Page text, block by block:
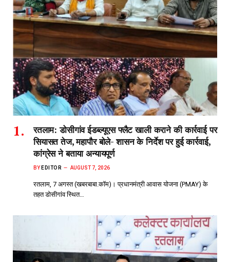
रतलाम: डोसीगांव ईडब्ल्यूएस फ्लैट खाली कराने की कार्रवाई पर
सियासत तेज, महापौर बोले- शासन के निर्देश पर हुई कार्रवाई,
कांग्रेस ने बताया अन्यायपूर्ण
BY EDITOR AUGUST 7, 2026
रतलाम, 7 अगस्त (खबरबाबा.कॉम)। प्रधानमंत्री आवास योजना (PMAY) के
तहत डोसीगांव स्थित…